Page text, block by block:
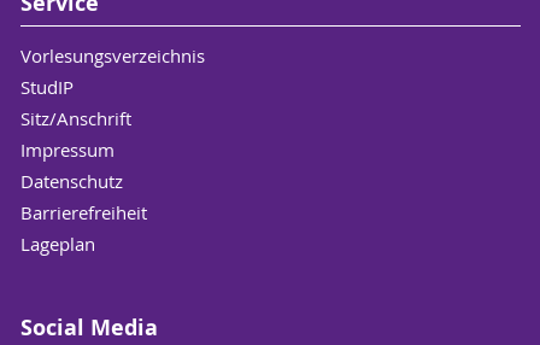
Vorlesungsverzeichnis
StudIP
Sitz/Anschrift
Impressum
Datenschutz
Barrierefreiheit
Lageplan
Social Media